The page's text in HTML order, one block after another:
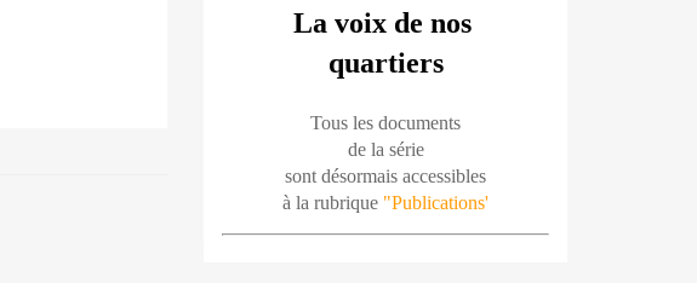
La voix de nos
quartiers
Tous les documents
de la série
sont désormais accessibles
à la rubrique "Publications'